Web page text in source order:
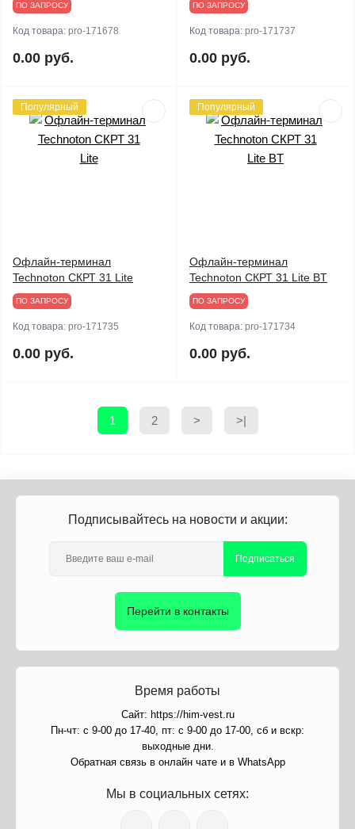
ПО ЗАПРОСУ
Код товара: pro-171678
0.00 руб.
ПО ЗАПРОСУ
Код товара: pro-171737
0.00 руб.
Популярный
Офлайн-терминал
Technoton СКРТ 31 Lite
ПО ЗАПРОСУ
Код товара: pro-171735
0.00 руб.
Популярный
Офлайн-терминал
Technoton СКРТ 31 Lite BT
ПО ЗАПРОСУ
Код товара: pro-171734
0.00 руб.
1 2 > >|
Подписывайтесь на новости и акции:
Подписаться
Перейти в контакты
Время работы
Сайт: https://him-vest.ru
Пн-чт: с 9-00 до 17-40, пт: с 9-00 до 17-00, сб и вскр:
выходные дни.
Обратная связь в онлайн чате и в WhatsApp
Мы в социальных сетях: